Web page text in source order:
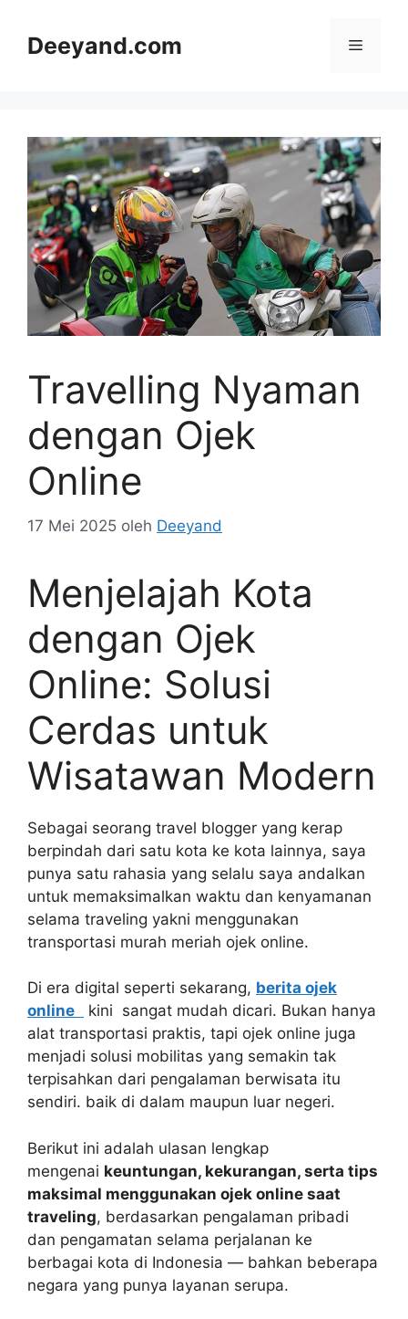
Deeyand.com Menu
Travelling Nyaman
dengan Ojek
Online
17 Mei 2025 oleh Deeyand
Menjelajah Kota
dengan Ojek
Online: Solusi
Cerdas untuk
Wisatawan Modern
Sebagai seorang travel blogger yang kerap
berpindah dari satu kota ke kota lainnya, saya
punya satu rahasia yang selalu saya andalkan
untuk memaksimalkan waktu dan kenyamanan
selama traveling yakni menggunakan
transportasi murah meriah ojek online.
Di era digital seperti sekarang, berita ojek
online
kini sangat mudah dicari. Bukan hanya
alat transportasi praktis, tapi ojek online juga
menjadi solusi mobilitas yang semakin tak
terpisahkan dari pengalaman berwisata itu
sendiri. baik di dalam maupun luar negeri.
Berikut ini adalah ulasan lengkap
mengenai keuntungan, kekurangan, serta tips
maksimal menggunakan ojek online saat
traveling, berdasarkan pengalaman pribadi
dan pengamatan selama perjalanan ke
berbagai kota di Indonesia — bahkan beberapa
negara yang punya layanan serupa.